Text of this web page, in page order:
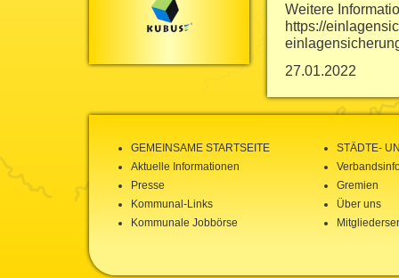
Weitere
https://
27.01.2022
GEMEINSAME STARTSEITE
Aktuelle Informationen
Presse
Kommunal-Links
Kommunale Jobbörse
STÄDTE-
Gremien
Über uns